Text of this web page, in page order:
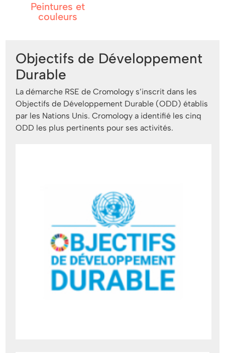
Peintures et
couleurs
Objectifs de Développement
Durable
La démarche RSE de Cromology s’inscrit dans les
Objectifs de Développement Durable (ODD) établis
par les Nations Unis. Cromology a identifié les cinq
ODD les plus pertinents pour ses activités.